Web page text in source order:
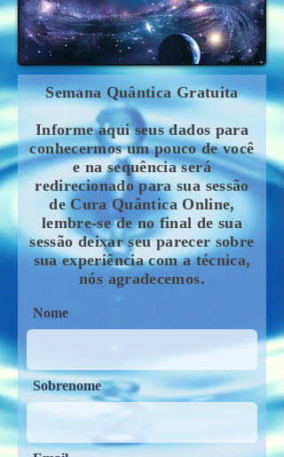
Semana Quântica Gratuita
Informe aqui seus dados para
conhecermos um pouco de você
e na sequência será
redirecionado para sua sessão
de Cura Quântica Online,
lembre-se de no final de sua
sessão deixar seu parecer sobre
sua experiência com a técnica,
nós agradecemos.
Nome
Sobrenome